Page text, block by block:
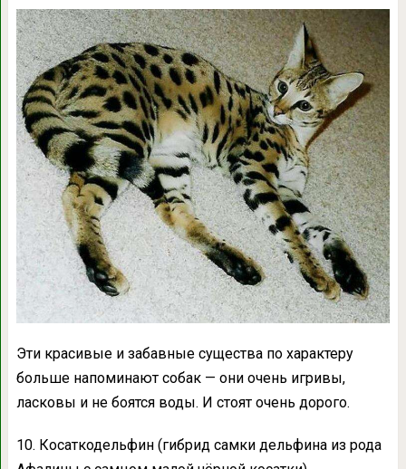
Эти красивые и забавные существа по характеру
больше напоминают собак — они очень игривы,
ласковы и не боятся воды. И стоят очень дорого.
10. Косаткодельфин (гибрид самки дельфина из рода